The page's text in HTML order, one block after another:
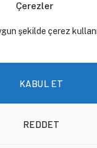
Çerezler
şekilde çerez
KABUL ET
REDDET